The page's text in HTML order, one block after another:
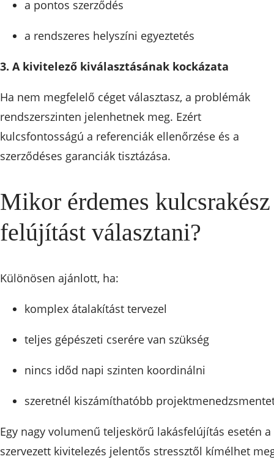
a pontos szerződés
a rendszeres helyszíni egyeztetés
3. A kivitelező kiválasztásának kockázata
Ha nem megfelelő céget választasz, a problémák
rendszerszinten jelenhetnek meg. Ezért
kulcsfontosságú a referenciák ellenőrzése és a
szerződéses garanciák tisztázása.
Mikor érdemes kulcsrakész
felújítást választani?
Különösen ajánlott, ha:
komplex átalakítást tervezel
teljes gépészeti cserére van szükség
nincs időd napi szinten koordinálni
szeretnél kiszámíthatóbb
Egy nagy volumenű teljeskörű lakásfelújítás esetén a
szervezett kivitelezés jelentős stressztől kímélhet